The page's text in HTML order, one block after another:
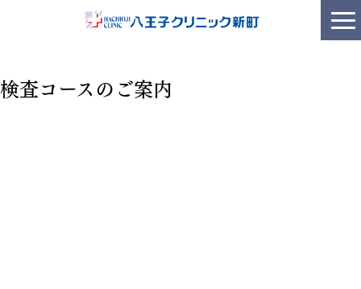
検査コースのご案内